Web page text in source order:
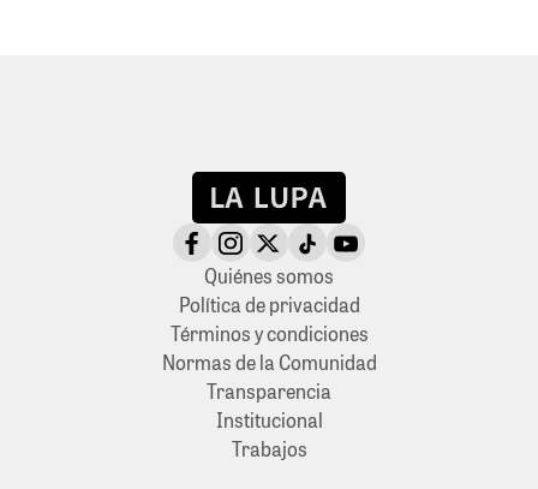
Quiénes somos
Política de privacidad
Términos y condiciones
Normas de la Comunidad
Transparencia
Institucional
Trabajos